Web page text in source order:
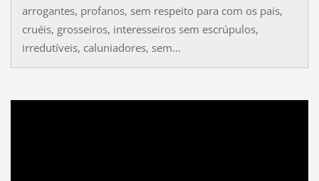
arrogantes, profanos, sem respeito para com os pais,
cruéis, grosseiros, interesseiros sem escrúpulos,
irredutíveis, caluniadores, sem...